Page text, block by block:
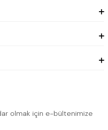
olmak için e-bültenimize